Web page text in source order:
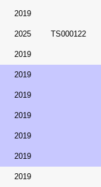
2019
2025 TS000122
2019
2019
2019
2019
2019
2019
2019